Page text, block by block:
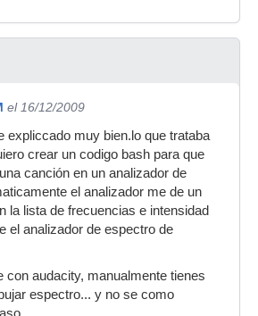
el 16/12/2009
expliccado muy bien.lo que trataba
crear un codigo bash para que
canción en un analizador de
el analizador me de un
la lista de frecuencias e intensidad
el analizador de espectro de
con audacity, manualmente tienes
espectro... y no se como